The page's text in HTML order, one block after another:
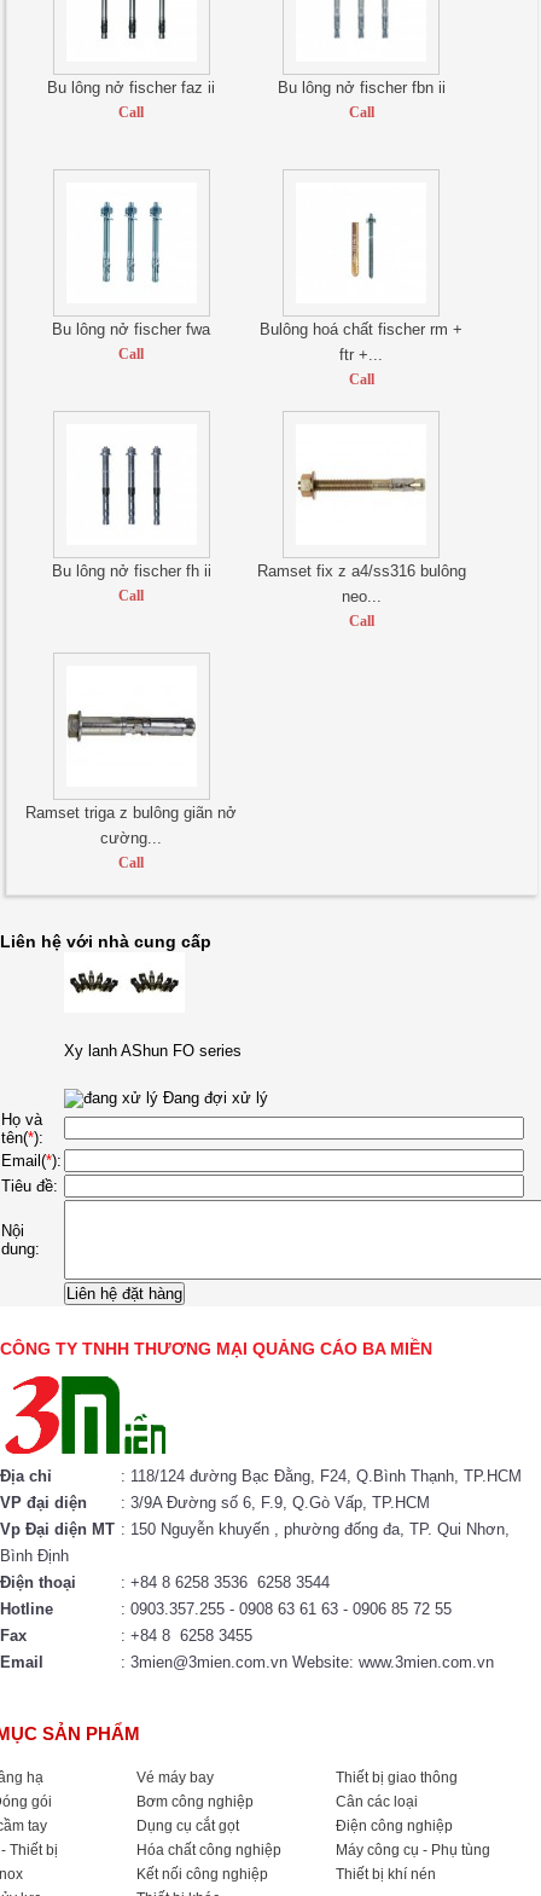
Bu lông nở fischer faz ii
Call
Bu lông nở fischer fbn ii
Call
Bu lông nở fischer fwa
Call
Bulông hoá chất fischer rm +
ftr +...
Call
Bu lông nở fischer fh ii
Call
Ramset fix z a4/ss316 bulông
neo...
Call
Ramset triga z bulông giãn nở
cường...
Call
Liên hệ với nhà cung cấp
Xy lanh AShun FO series
Đang đợi xử lý
Họ và
tên(*):
Email(*):
Tiêu đề:
Nội
dung:
CÔNG TY TNHH THƯƠNG MẠI QUẢNG CÁO BA MIỀN
Địa chỉ
: 118/124 đường Bạc Đằng, F24, Q.Bình Thạnh, TP.HCM
VP đại diện
: 3/9A Đường số 6, F.9, Q.Gò Vấp, TP.HCM
Vp Đại diện MT : 150 Nguyễn khuyến , phường đống đa, TP. Qui Nhơn,
Bình Định
Điện thoại
: +84 8 6258 3536 6258 3544
Hotline
: 0903.357.255 - 0908 63 61 63 - 0906 85 72 55
Fax
: +84 8 6258 3455
Email
: 3mien@3mien.com.vn Website: www.3mien.com.vn
SẢN PHẨM
hạ Vé máy bay
Thiết bị giao thông
gói
Bơm công nghiệp
Cân các loại
tay
Dụng cụ cắt gọt
Điện công nghiệp
Thiết bị
Hóa chất công nghiệp
Máy công cụ - Phụ tùng
Kết nối công nghiệp
Thiết bị khí nén